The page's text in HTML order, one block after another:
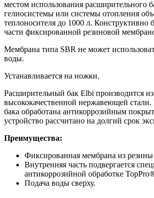
местом использования расширительного
гелиосистемы или системы отопления
теплоносителя до 1000 л. Конструктивно
части фиксированной резиновой
Мембрана типа SBR не может
воды.
Устанавливается на ножки.
Расширительный бак Elbi производится из
высококачественной нержавеющей стали.
бака обработана антикоррозийным
устройство рассчитано на долгий срок
Преимущества:
Фиксированная мембрана из
Внутренняя часть подвергается
антикоррозийной обработке
Подача воды сверху.